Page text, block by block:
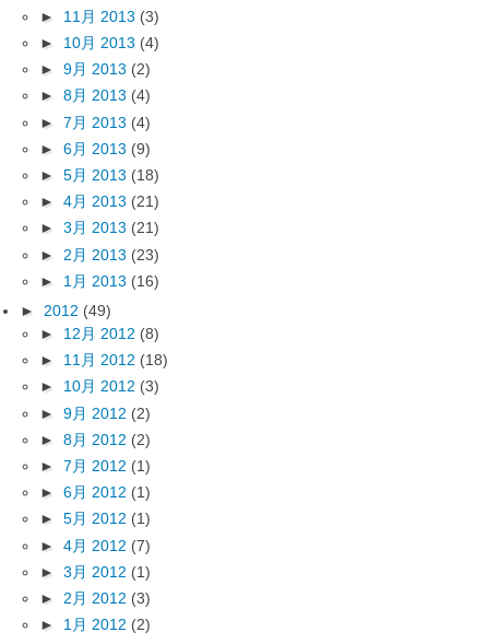
► 11月 2013 (3)
► 10月 2013 (4)
► 9月 2013 (2)
► 8月 2013 (4)
► 7月 2013 (4)
► 6月 2013 (9)
► 5月 2013 (18)
► 4月 2013 (21)
► 3月 2013 (21)
► 2月 2013 (23)
► 1月 2013 (16)
► 2012 (49)
► 12月 2012 (8)
► 11月 2012 (18)
► 10月 2012 (3)
► 9月 2012 (2)
► 8月 2012 (2)
► 7月 2012 (1)
► 6月 2012 (1)
► 5月 2012 (1)
► 4月 2012 (7)
► 3月 2012 (1)
► 2月 2012 (3)
► 1月 2012 (2)